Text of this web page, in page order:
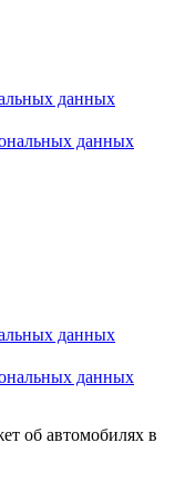
данных
данных
данных
данных
об автомобилях в